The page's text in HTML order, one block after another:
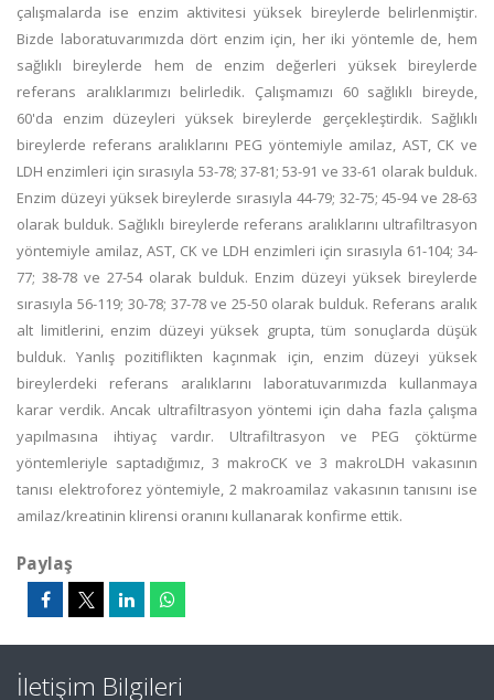
çalışmalarda ise enzim aktivitesi yüksek bireylerde belirlenmiştir.
Bizde laboratuvarımızda dört enzim için, her iki yöntemle de, hem
sağlıklı bireylerde hem de enzim değerleri yüksek bireylerde
referans aralıklarımızı belirledik. Çalışmamızı 60 sağlıklı bireyde,
60'da enzim düzeyleri yüksek bireylerde gerçekleştirdik. Sağlıklı
bireylerde referans aralıklarını PEG yöntemiyle amilaz, AST, CK ve
LDH enzimleri için sırasıyla 53-78; 37-81; 53-91 ve 33-61 olarak bulduk.
Enzim düzeyi yüksek bireylerde sırasıyla 44-79; 32-75; 45-94 ve 28-63
olarak bulduk. Sağlıklı bireylerde referans aralıklarını ultrafiltrasyon
yöntemiyle amilaz, AST, CK ve LDH enzimleri için sırasıyla 61-104; 34-
77; 38-78 ve 27-54 olarak bulduk. Enzim düzeyi yüksek bireylerde
sırasıyla 56-119; 30-78; 37-78 ve 25-50 olarak bulduk. Referans aralık
alt limitlerini, enzim düzeyi yüksek grupta, tüm sonuçlarda düşük
bulduk. Yanlış pozitiflikten kaçınmak için, enzim düzeyi yüksek
bireylerdeki referans aralıklarını laboratuvarımızda kullanmaya
karar verdik. Ancak ultrafiltrasyon yöntemi için daha fazla çalışma
yapılmasına ihtiyaç vardır. Ultrafiltrasyon ve PEG çöktürme
yöntemleriyle saptadığımız, 3 makroCK ve 3 makroLDH vakasının
tanısı elektroforez yöntemiyle, 2 makroamilaz vakasının tanısını ise
amilaz/kreatinin klirensi oranını kullanarak konfirme ettik.
Paylaş
İletişim Bilgileri